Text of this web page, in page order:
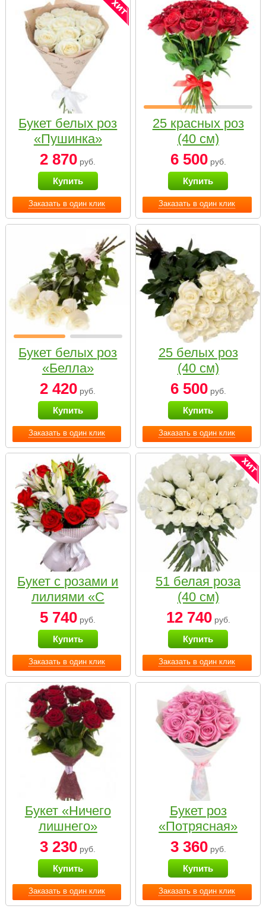
Заказать в один клик
Букет белых роз
«Пушинка»
2 870 руб.
Купить
Заказать в один клик
25 красных роз
(40 см)
6 500руб.
Купить
Заказать в один клик
Букет белых роз
«Белла»
2 420 руб.
Купить
Заказать в один клик
25 белых роз
(40 см)
6 500руб.
Купить
Заказать в один клик
Букет с розами и
лилиями «С
наилучшими
пожеланиями»
5 740 руб.
Купить
Заказать в один клик
51 белая роза
(40 см)
12 740руб.
Купить
Заказать в один клик
Букет «Ничего
лишнего»
3 230 руб.
Купить
Заказать в один клик
Букет роз
«Потрясная»
3 360руб.
Купить